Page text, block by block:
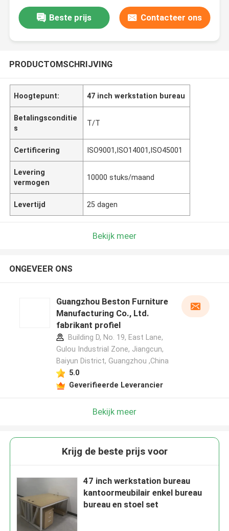
Beste prijs Contacteer ons
PRODUCTOMSCHRIJVING
Hoogtepunt: 47 inch werkstation bureau
Betalingsconditie
s
T/T
Certificering ISO9001,ISO14001,ISO45001
Levering
vermogen
10000 stuks/maand
Levertijd 25 dagen
Bekijk meer
ONGEVEER ONS
Guangzhou Beston Furniture
Manufacturing Co., Ltd.
fabrikant profiel
Building D, No. 19, East Lane,
Gulou Industrial Zone, Jiangcun,
Baiyun District, Guangzhou ,China
5.0
Geverifieerde Leverancier
Bekijk meer
Krijg de beste prijs voor
47 inch werkstation bureau
kantoormeubilair enkel bureau
bureau en stoel set